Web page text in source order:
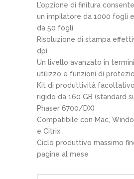
L’opzione di finitura
un impilatore da 1000 fogli
da 50 fogli
Risoluzione di stampa
dpi
Un livello avanzato in
utilizzo e funzioni di
Kit di produttività
rigido da 160 GB (standard
Phaser 6700/DX)
Compatibile con Mac,
e Citrix
Ciclo produttivo massimo
pagine al mese